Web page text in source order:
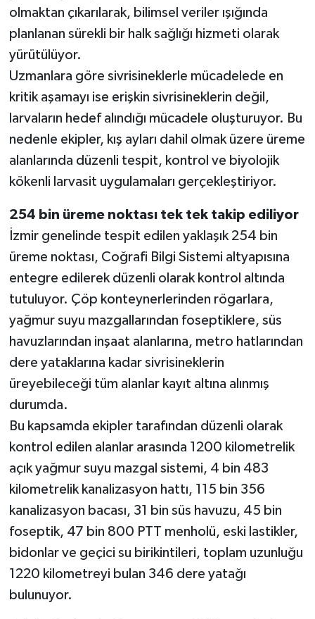
olmaktan çıkarılarak, bilimsel veriler ışığında
planlanan sürekli bir halk sağlığı hizmeti olarak
yürütülüyor.
Uzmanlara göre sivrisineklerle mücadelede en
kritik aşamayı ise erişkin sivrisineklerin değil,
larvaların hedef alındığı mücadele oluşturuyor. Bu
nedenle ekipler, kış ayları dahil olmak üzere üreme
alanlarında düzenli tespit, kontrol ve biyolojik
kökenli larvasit uygulamaları gerçekleştiriyor.
254 bin üreme noktası tek tek takip ediliyor
İzmir genelinde tespit edilen yaklaşık 254 bin
üreme noktası, Coğrafi Bilgi Sistemi altyapısına
entegre edilerek düzenli olarak kontrol altında
tutuluyor. Çöp konteynerlerinden rögarlara,
yağmur suyu mazgallarından foseptiklere, süs
havuzlarından inşaat alanlarına, metro hatlarından
dere yataklarına kadar sivrisineklerin
üreyebileceği tüm alanlar kayıt altına alınmış
durumda.
Bu kapsamda ekipler tarafından düzenli olarak
kontrol edilen alanlar arasında 1200 kilometrelik
açık yağmur suyu mazgal sistemi, 4 bin 483
kilometrelik kanalizasyon hattı, 115 bin 356
kanalizasyon bacası, 31 bin süs havuzu, 45 bin
foseptik, 47 bin 800 PTT menholü, eski lastikler,
bidonlar ve geçici su birikintileri, toplam uzunluğu
1220 kilometreyi bulan 346 dere yatağı
bulunuyor.